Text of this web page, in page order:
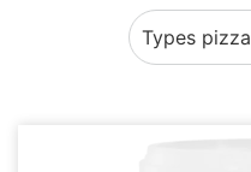
Types pizza